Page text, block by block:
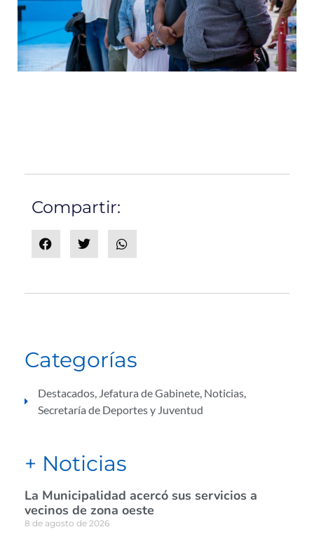
Compartir:
Categorías
Destacados, Jefatura de Gabinete, Noticias,
Secretaría de Deportes y Juventud
+ Noticias
La Municipalidad acercó sus servicios a
vecinos de zona oeste
8 de agosto de 2026